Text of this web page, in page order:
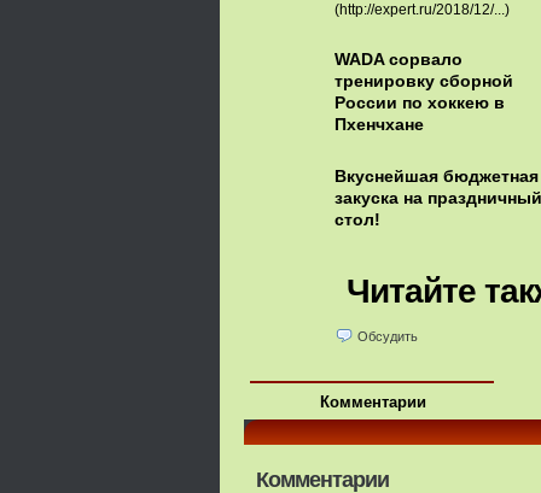
(http://expert.ru/2018/12/...)
WADA сорвало
тренировку сборной
России по хоккею в
Пхенчхане
Вкуснейшая бюджетная
закуска на праздничный
стол!
Читайте
Обсудить
Комментарии
Комментарии